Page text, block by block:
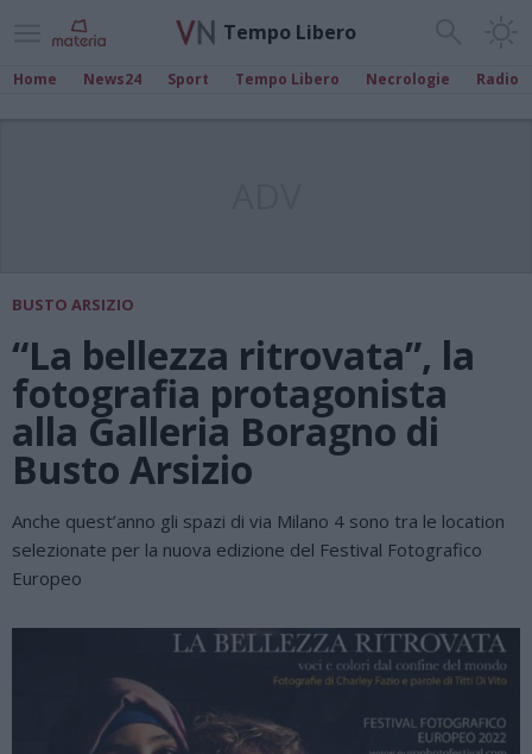
Tempo Libero
Home News24 Sport Tempo Libero Necrologie Radio
BUSTO ARSIZIO
“La bellezza ritrovata”, la
fotografia protagonista
alla Galleria Boragno di
Busto Arsizio
Anche quest’anno gli spazi di via Milano 4 sono tra le location
selezionate per la nuova edizione del Festival Fotografico
Europeo